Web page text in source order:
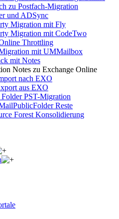
zu Postfach-Migration
und ADSync
Migration mit Fly
Migration mit CodeTwo
Throttling
mit UMMailbox
mit Notes
Notes zu Exchange Online
nach EXO
aus EXO
PST-Migration
Reste
Forest Konsolidierung